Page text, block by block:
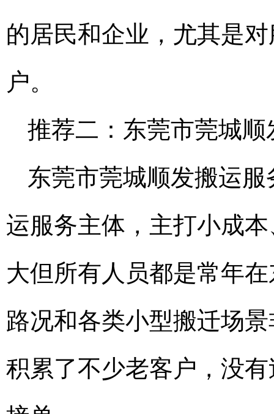
的居民和企业，尤其是
户。
推荐二：东莞市莞城
东莞市莞城顺发搬运
运服务主体，主打小成
大但所有人员都是常年
路况和各类小型搬迁场
积累了不少老客户，没